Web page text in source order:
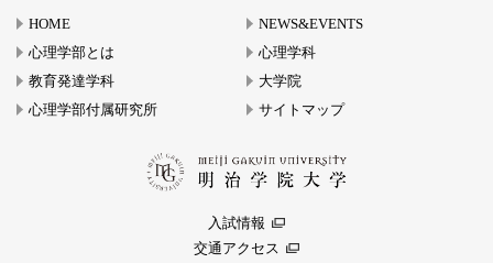
HOME
NEWS&EVENTS
心理学部とは
心理学科
教育発達学科
大学院
心理学部付属研究所
サイトマップ
入試情報
交通アクセス